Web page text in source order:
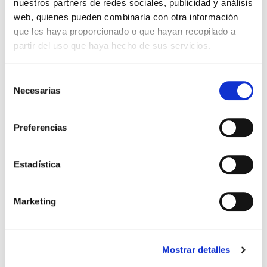
nuestros partners de redes sociales, publicidad y análisis
web, quienes pueden combinarla con otra información
que les haya proporcionado o que hayan recopilado a
partir del uso que haya hecho de sus servicios.
Necesarias
Preferencias
Estadística
Marketing
Mostrar detalles
¿Debemos casarnos? (bolsillo)
William P. Smith